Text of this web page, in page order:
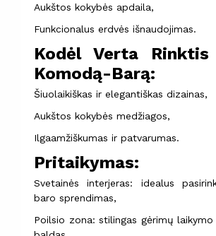
Aukštos kokybės apdaila,
Funkcionalus erdvės išnaudojimas.
Kodėl Verta
Komodą-Barą:
Šiuolaikiškas ir elegantiškas dizainas,
Aukštos kokybės medžiagos,
Ilgaamžiškumas ir patvarumas.
Pritaikymas:
Svetainės interjeras: idealus
baro sprendimas,
Poilsio zona: stilingas gėrimų laikymo